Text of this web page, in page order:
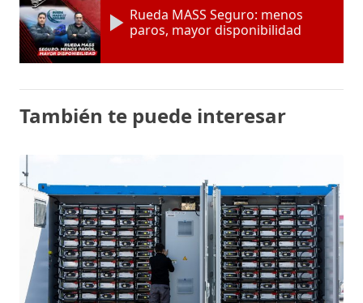
Rueda MASS Seguro: menos
paros, mayor disponibilidad
También te puede interesar